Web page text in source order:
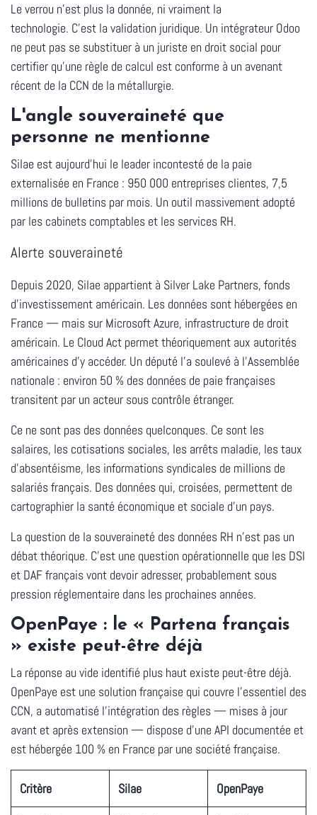
Le verrou n'est plus la donnée, ni vraiment la
technologie. C'est la validation juridique. Un intégrateur Odoo
ne peut pas se substituer à un juriste en droit social pour
certifier qu'une règle de calcul est conforme à un avenant
récent de la CCN de la métallurgie.
L'angle souveraineté que
personne ne mentionne
Silae est aujourd'hui le leader incontesté de la paie
externalisée en France : 950 000 entreprises clientes, 7,5
millions de bulletins par mois. Un outil massivement adopté
par les cabinets comptables et les services RH.
Alerte souveraineté
Depuis 2020, Silae appartient à Silver Lake Partners, fonds
d'investissement américain. Les données sont hébergées en
France — mais sur Microsoft Azure, infrastructure de droit
américain. Le Cloud Act permet théoriquement aux autorités
américaines d'y accéder. Un député l'a soulevé à l'Assemblée
nationale : environ 50 % des données de paie françaises
transitent par un acteur sous contrôle étranger.
Ce ne sont pas des données quelconques. Ce sont les
salaires, les cotisations sociales, les arrêts maladie, les taux
d'absentéisme, les informations syndicales de millions de
salariés français. Des données qui, croisées, permettent de
cartographier la santé économique et sociale d'un pays.
La question de la souveraineté des données RH n'est pas un
débat théorique. C'est une question opérationnelle que les DSI
et DAF français vont devoir adresser, probablement sous
pression réglementaire dans les prochaines années.
OpenPaye : le « Partena français
» existe peut-être déjà
La réponse au vide identifié plus haut existe peut-être déjà.
OpenPaye est une solution française qui couvre l'essentiel des
CCN, a automatisé l'intégration des règles — mises à jour
avant et après extension — dispose d'une API documentée et
est hébergée 100 % en France par une société française.
Critère Silae OpenPaye